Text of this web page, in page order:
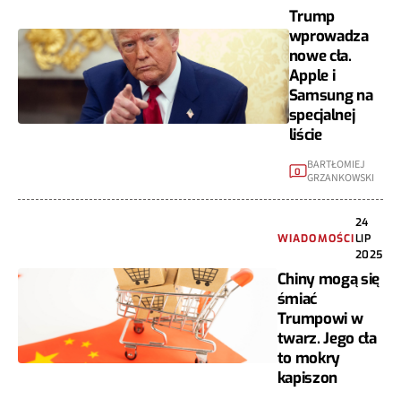
Trump
wprowadza
nowe cła.
Apple i
Samsung na
specjalnej
liście
0 BARTŁOMIEJ
GRZANKOWSKI
WIADOMOŚCI
24
LIP
2025
Chiny mogą się
śmiać
Trumpowi w
twarz. Jego cła
to mokry
kapiszon